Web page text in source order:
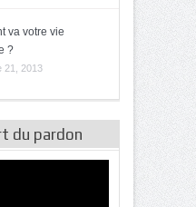
va votre vie
?
21, 2013
du pardon